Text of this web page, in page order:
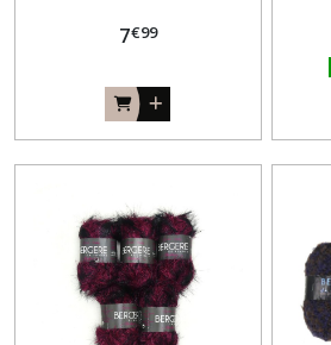
7€99